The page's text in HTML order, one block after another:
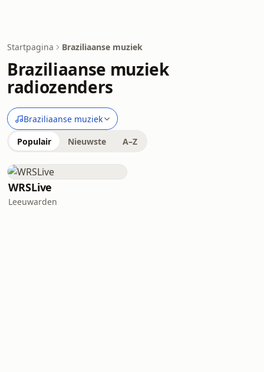
Startpagina Braziliaanse muziek
Braziliaanse muziek
radiozenders
Braziliaanse muziek
Populair Nieuwste A–Z
WRSLive
Leeuwarden